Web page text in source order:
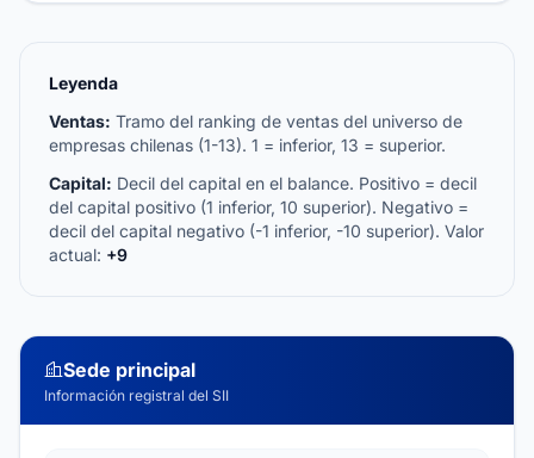
Leyenda
Ventas: Tramo del ranking de ventas del universo de
empresas chilenas (1-13). 1 = inferior, 13 = superior.
Capital: Decil del capital en el balance. Positivo = decil
del capital positivo (1 inferior, 10 superior). Negativo =
decil del capital negativo (-1 inferior, -10 superior). Valor
actual: +9
Sede principal
Información registral del SII